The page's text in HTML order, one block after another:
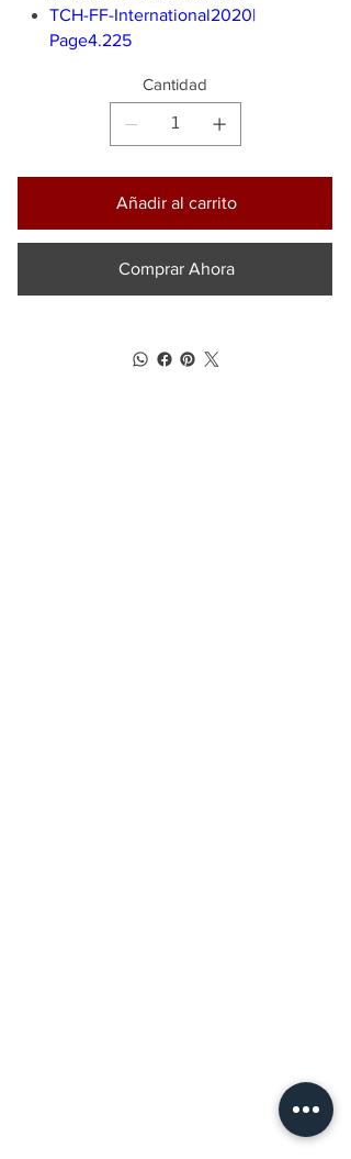
TCH-FF-International2020|
Page4.225
Cantidad
Añadir al carrito
Comprar Ahora